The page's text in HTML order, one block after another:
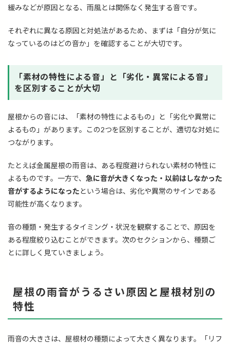
緩みなどが原因となる、雨風とは関係なく発生する音です。
それぞれに異なる原因と対処法があるため、まずは「自分が気に
なっているのはどの音か」を確認することが大切です。
「素材の特性による音」と「劣化・異常による音」
を区別することが大切
屋根からの音には、「素材の特性によるもの」と「劣化や異常に
よるもの」があります。この2つを区別することが、適切な対処に
つながります。
たとえば金属屋根の雨音は、ある程度避けられない素材の特性に
よるものです。一方で、 急に音が大きくなった・以前はしなかった
音がするようになったという場合は、劣化や異常のサインである
可能性が高くなります。
音の種類・発生するタイミング・状況を観察することで、原因を
ある程度絞り込むことができます。次のセクションから、種類ご
とに詳しく見ていきましょう。
屋根の雨音がうるさい原因と屋根材別の
特性
雨音の大きさは、屋根材の種類によって大きく異なります。「リフ